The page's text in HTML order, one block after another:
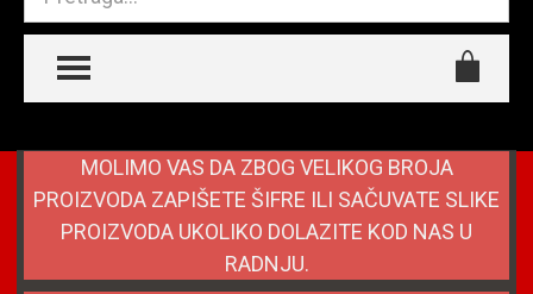
TOGGLE MENU
MOLIMO VAS DA ZBOG VELIKOG BROJA
PROIZVODA ZAPIŠETE ŠIFRE ILI SAČUVATE SLIKE
PROIZVODA UKOLIKO DOLAZITE KOD NAS U
RADNJU.